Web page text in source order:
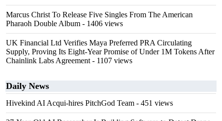
Marcus Christ To Release Five Singles From The American
Pharaoh Double Album - 1406 views
UK Financial Ltd Verifies Maya Preferred PRA Circulating
Supply, Proving Its Eight-Year Promise of Under 1M Tokens After
Chainlink Labs Agreement - 1107 views
Daily News
Hivekind AI Acqui-hires PitchGod Team - 451 views